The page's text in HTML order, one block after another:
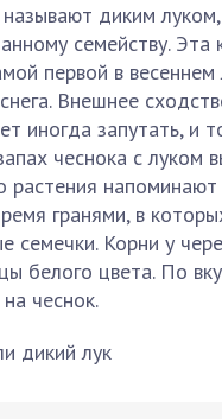
диким луком,
семейству. Эта
первой в весеннем
Внешнее
иногда запутать, и
чеснока с луком
растения
гранями, в
семечки. Корни у
белого цвета. По
чеснок.